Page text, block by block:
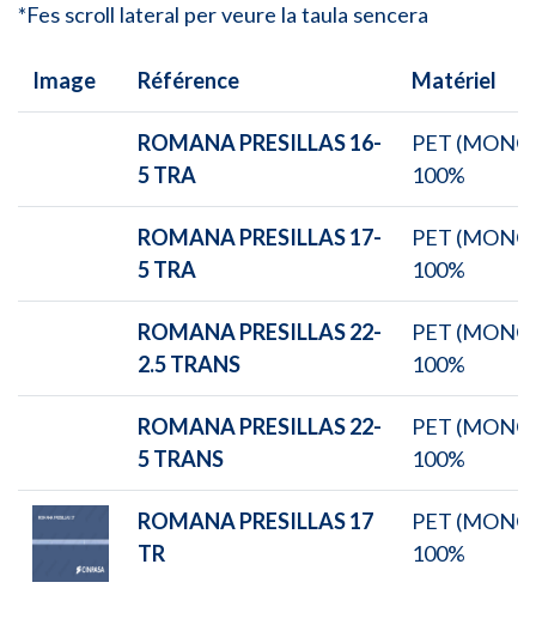
*Fes scroll lateral per veure la taula sencera
Image Référence Matériel
ROMANA PRESILLAS 16-
5 TRA
PET
100%
ROMANA PRESILLAS 17-
5 TRA
PET
100%
ROMANA PRESILLAS 22-
2.5 TRANS
PET
100%
ROMANA PRESILLAS 22-
5 TRANS
PET
100%
ROMANA PRESILLAS 17
TR
PET
100%